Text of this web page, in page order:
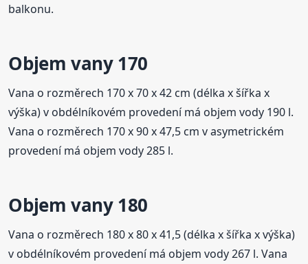
balkonu.
Objem vany 170
Vana o rozměrech 170 x 70 x 42 cm (délka x šířka x
výška) v obdélníkovém provedení má objem vody 190 l.
Vana o rozměrech 170 x 90 x 47,5 cm v asymetrickém
provedení má objem vody 285 l.
Objem vany 180
Vana o rozměrech 180 x 80 x 41,5 (délka x šířka x výška)
v obdélníkovém provedení má objem vody 267 l. Vana